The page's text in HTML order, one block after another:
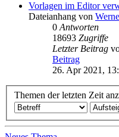
Vorlagen im Editor
Dateianhang von
0 Antworten
18693 Zugriffe
Letzter Beitrag
Beitrag
26. Apr 2021,
Themen der letzten Zeit